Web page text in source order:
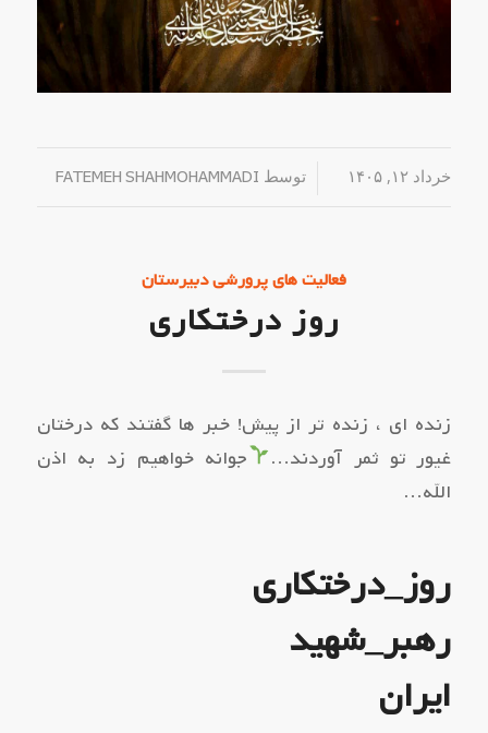
خرداد ۱۲, ۱۴۰۵ / توسط FATEMEH SHAHMOHAMMADI
فعالیت های پرورشی دبیرستان
روز درختکاری
زنده ای ، زنده تر از پیش! خبر ها گفتند که درختان
غیور تو ثمر آوردند…
جوانه خواهیم زد به اذن
الله…
روز_درختکاری
رهبر_شهید
ایران